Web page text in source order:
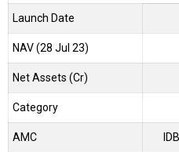
Launch Date
NAV (28 Jul 23)
Net Assets (Cr)
Category
AMC